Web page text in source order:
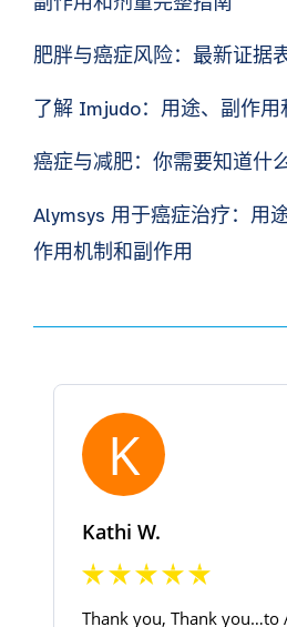
肥胖与癌症风险：最新证据
了解 Imjudo：用途、副作用
癌症与减肥：你需要知道什
Alymsys 用于癌症治疗：用途
作用机制和副作用